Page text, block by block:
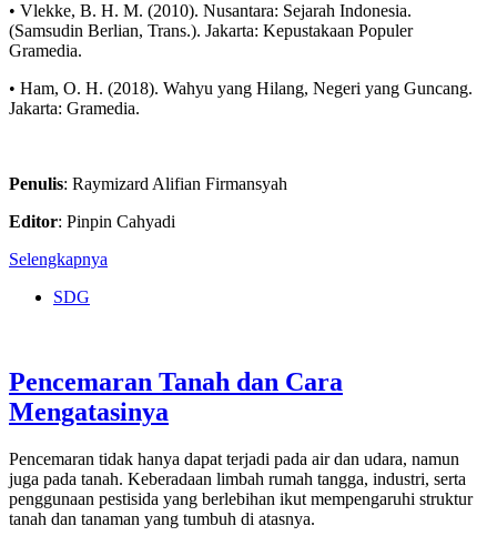
• Vlekke, B. H. M. (2010). Nusantara: Sejarah Indonesia.
(Samsudin Berlian, Trans.). Jakarta: Kepustakaan Populer
Gramedia.
• Ham, O. H. (2018). Wahyu yang Hilang, Negeri yang Guncang.
Jakarta: Gramedia.
Penulis: Raymizard Alifian Firmansyah
Editor: Pinpin Cahyadi
Selengkapnya
SDG
Pencemaran Tanah dan Cara
Mengatasinya
Pencemaran tidak hanya dapat terjadi pada air dan udara, namun
juga pada tanah. Keberadaan limbah rumah tangga, industri, serta
penggunaan pestisida yang berlebihan ikut mempengaruhi struktur
tanah dan tanaman yang tumbuh di atasnya.